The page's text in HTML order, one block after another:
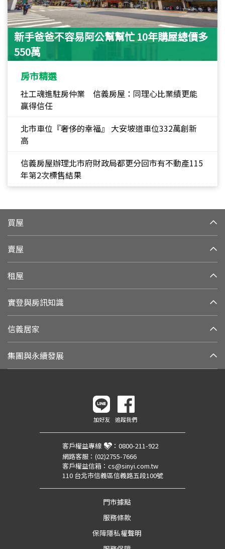
新手爸爸不容易阿公幫幫忙 10年購屋總價多
550萬
房市精選
社工魂進駐房仲業 信義房屋：同理心比業績更能
贏得信任
北市車位『奢侈的幸福』 大安坡道車位332萬創新
高
信義房屋辦理北市府財政局都更分回市有不動產115
年第2次標售結果
買屋
賣屋
租屋
實登與房訊知識
信義居家
集團與永續發展
加好友 追蹤我們
客戶權益專線 ： 0800-211-922
網路客服： (02)2755-7666
客戶權益信箱： cs@sinyi.com.tw
110 台北市信義區信義路五段100號
門市據點
服務條款
保障隱私權聲明